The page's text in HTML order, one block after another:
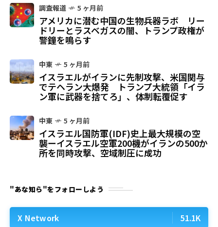
調査報道 5 ヶ月前
アメリカに潜む中国の生物兵器ラボ リー
ドリーとラスベガスの闇、トランプ政権が
警鐘を鳴らす
中東 5 ヶ月前
イスラエルがイランに先制攻撃、米国関与
でテヘラン大爆発 トランプ大統領「イラ
ン軍に武器を捨てろ」、体制転覆促す
中東 5 ヶ月前
イスラエル国防軍(IDF)史上最大規模の空
襲ーイスラエル空軍200機がイランの500か
所を同時攻撃、空域制圧に成功
"あな知ら"をフォローしよう
X Network 51.1K